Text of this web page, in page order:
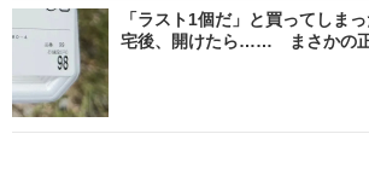
「ラスト1個だ」と買ってしま
宅後、開けたら…… まさかの